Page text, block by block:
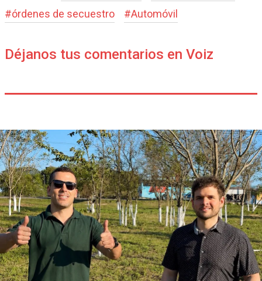
#órdenes de secuestro #Automóvil
Déjanos tus comentarios en Voiz